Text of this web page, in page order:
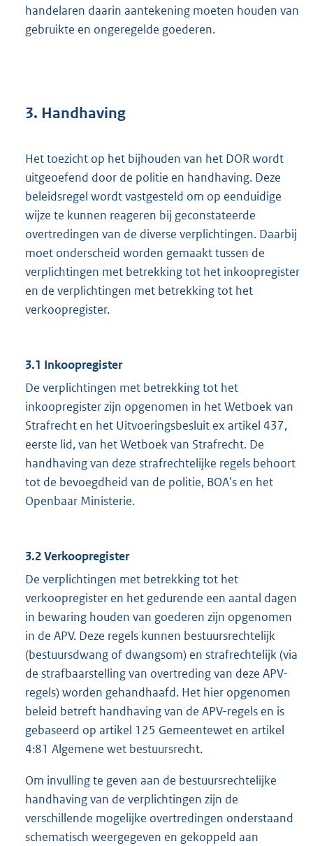
handelaren daarin aantekening moeten houden van
gebruikte en ongeregelde goederen.
3. Handhaving
Het toezicht op het bijhouden van het DOR wordt
uitgeoefend door de politie en handhaving. Deze
beleidsregel wordt vastgesteld om op eenduidige
wijze te kunnen reageren bij geconstateerde
overtredingen van de diverse verplichtingen. Daarbij
moet onderscheid worden gemaakt tussen de
verplichtingen met betrekking tot het inkoopregister
en de verplichtingen met betrekking tot het
verkoopregister.
3.1 Inkoopregister
De verplichtingen met betrekking tot het
inkoopregister zijn opgenomen in het Wetboek van
Strafrecht en het Uitvoeringsbesluit ex artikel 437,
eerste lid, van het Wetboek van Strafrecht. De
handhaving van deze strafrechtelijke regels behoort
tot de bevoegdheid van de politie, BOA's en het
Openbaar Ministerie.
3.2 Verkoopregister
De verplichtingen met betrekking tot het
verkoopregister en het gedurende een aantal dagen
in bewaring houden van goederen zijn opgenomen
in de APV. Deze regels kunnen bestuursrechtelijk
(bestuursdwang of dwangsom) en strafrechtelijk (via
de strafbaarstelling van overtreding van deze APV-
regels) worden gehandhaafd. Het hier opgenomen
beleid betreft handhaving van de APV-regels en is
gebaseerd op artikel 125 Gemeentewet en artikel
4:81 Algemene wet bestuursrecht.
Om invulling te geven aan de bestuursrechtelijke
handhaving van de verplichtingen zijn de
verschillende mogelijke overtredingen onderstaand
schematisch weergegeven en gekoppeld aan